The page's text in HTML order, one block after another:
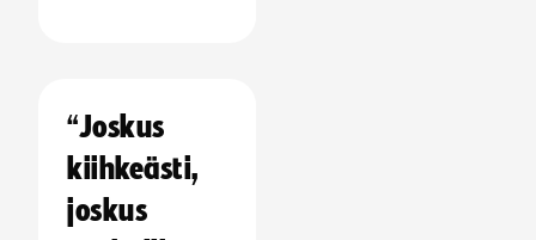
“Joskus
kiihkeästi,
joskus